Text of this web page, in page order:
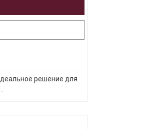
решение для